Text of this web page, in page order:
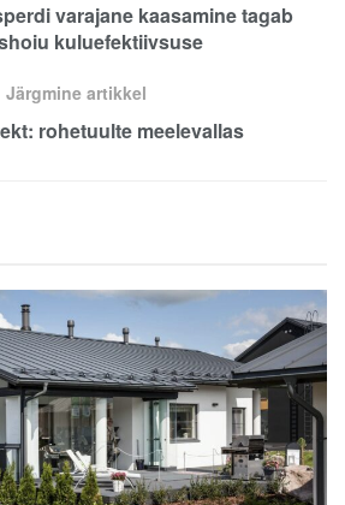
varajane kaasamine tagab
kuluefektiivsuse
Järgmine artikkel
rohetuulte meelevallas